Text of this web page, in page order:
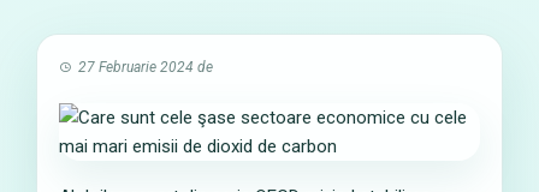
27 Februarie 2024 de